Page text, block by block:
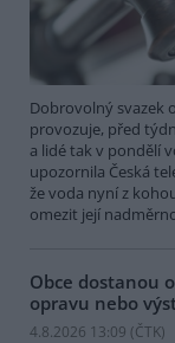
Dobrovolný svazek
provozuje, před
a lidé tak v pondělí
upozornila Česká
že voda nyní z
omezit její
Obce dostanou
opravu nebo
4.8.2026 13:09 (ČTK)